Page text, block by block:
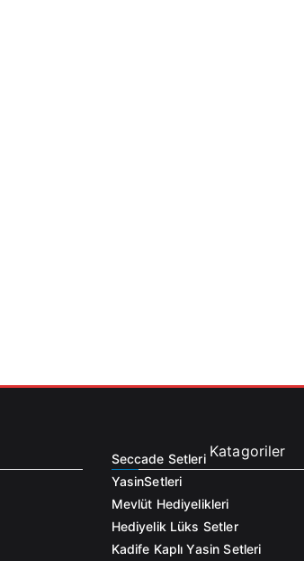
Katagoriler
Seccade Setleri
YasinSetleri
Mevlüt Hediyelikleri
Hediyelik Lüks Setler
Kadife Kaplı Yasin Setleri